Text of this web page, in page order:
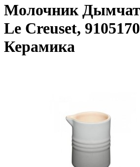
Молочник
Le Creuset,
Керамика